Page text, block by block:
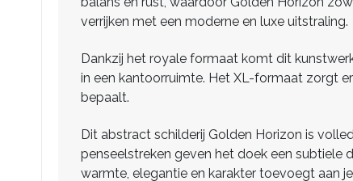
verrijken met een moderne en luxe uitstraling.
Dankzij het royale formaat komt dit
in een kantoorruimte. Het XL-formaat zorgt
bepaalt.
Dit abstract schilderij Golden Horizon is
penseelstreken geven het doek een subtiele
warmte, elegantie en karakter toevoegt aan je